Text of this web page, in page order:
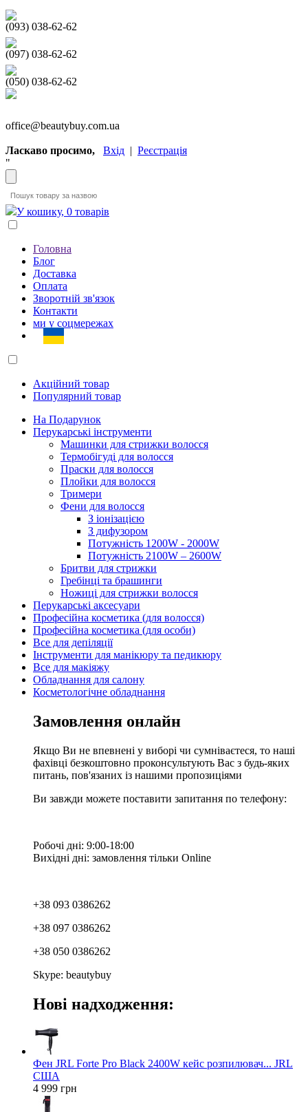
(093) 038-62-62
(097) 038-62-62
(050) 038-62-62
office@beautybuy.com.ua
Ласкаво просимо, Вхід | Реєстрація
"
У кошику, 0 товарів
Головна
Блог
Доставка
Оплата
Зворотній зв'язок
Контакти
ми у соцмережах
Акційний товар
Популярний товар
На Подарунок
Перукарські інструменти
Машинки для стрижки волосся
Термобігуді для волосся
Праски для волосся
Плойки для волосся
Тримери
Фени для волосся
З іонізацією
З дифузором
Потужність 1200W - 2000W
Потужність 2100W – 2600W
Бритви для стрижки
Гребінці та брашинги
Ножиці для стрижки волосся
Перукарські аксесуари
Професійна косметика (для волосся)
Професійна косметика (для особи)
Все для депіляції
Інструменти для манікюру та педикюру
Все для макіяжу
Обладнання для салону
Косметологічне обладнання
Замовлення онлайн
Якщо Ви не впевнені у виборі чи сумніваєтеся, то наші
фахівці безкоштовно проконсультують Вас з будь-яких
питань, пов'язаних із нашими пропозиціями
Ви завжди можете поставити запитання по телефону:
Робочі дні: 9:00-18:00
Вихідні дні: замовлення тільки Online
+38 093 0386262
+38 097 0386262
+38 050 0386262
Skype: beautybuy
Нові надходження:
Фен JRL Forte Pro Black 2400W кейс розпилювач... JRL
США
4 999 грн